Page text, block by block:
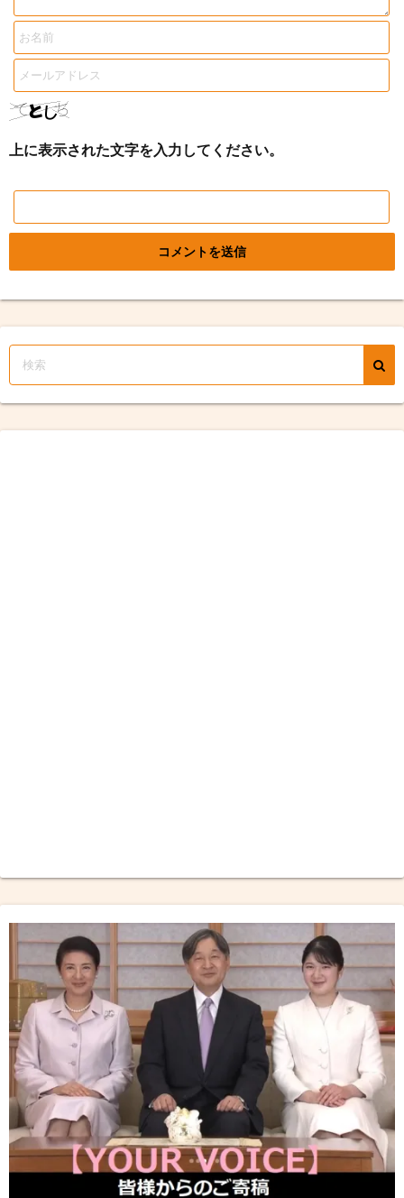
上に表示された文字を入力してください。